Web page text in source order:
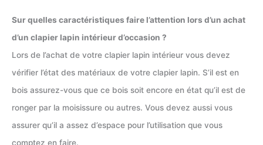
Sur quelles caractéristiques faire l’attention lors d’un achat
d’un clapier lapin intérieur d’occasion ?
Lors de l’achat de votre clapier lapin intérieur vous devez
vérifier l’état des matériaux de votre clapier lapin. S’il est en
bois assurez-vous que ce bois soit encore en état qu’il est de
ronger par la moisissure ou autres. Vous devez aussi vous
assurer qu’il a assez d’espace pour l’utilisation que vous
comptez en faire.